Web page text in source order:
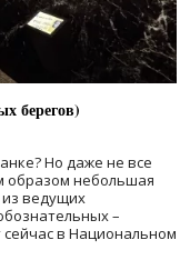
берегов)
Но даже не все
образом небольшая
из ведущих
–
в Национальном